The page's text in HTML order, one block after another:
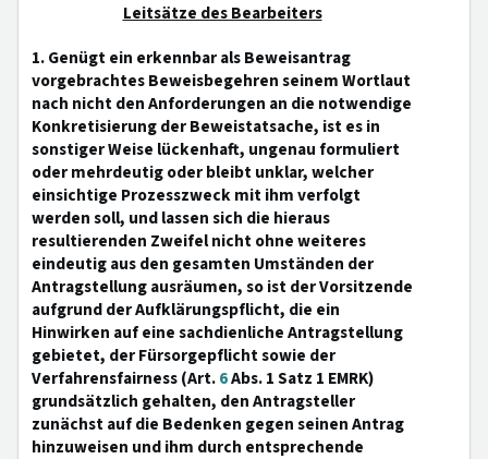
Leitsätze des Bearbeiters
1. Genügt ein erkennbar als Beweisantrag
vorgebrachtes Beweisbegehren seinem Wortlaut
nach nicht den Anforderungen an die notwendige
Konkretisierung der Beweistatsache, ist es in
sonstiger Weise lückenhaft, ungenau formuliert
oder mehrdeutig oder bleibt unklar, welcher
einsichtige Prozesszweck mit ihm verfolgt
werden soll, und lassen sich die hieraus
resultierenden Zweifel nicht ohne weiteres
eindeutig aus den gesamten Umständen der
Antragstellung ausräumen, so ist der Vorsitzende
aufgrund der Aufklärungspflicht, die ein
Hinwirken auf eine sachdienliche Antragstellung
gebietet, der Fürsorgepflicht sowie der
Verfahrensfairness (Art.6Abs. 1 Satz 1 EMRK)
grundsätzlich gehalten, den Antragsteller
zunächst auf die Bedenken gegen seinen Antrag
hinzuweisen und ihm durch entsprechende